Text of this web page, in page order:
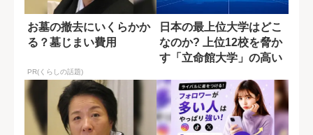
お墓の撤去にいくらかか
る？墓じまい費用
PR(くらしの話題)
日本の最上位大学はどこ
なのか? 上位12校を脅か
す「立命館大学」の高い